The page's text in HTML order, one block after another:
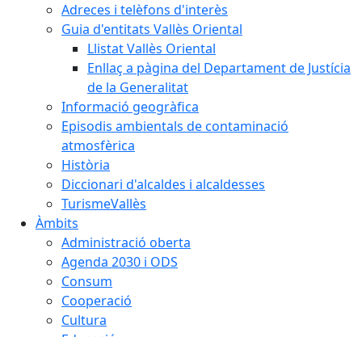
Adreces i telèfons d'interès
Guia d'entitats Vallès Oriental
Llistat Vallès Oriental
Enllaç a pàgina del Departament de Justícia
de la Generalitat
Informació geogràfica
Episodis ambientals de contaminació
atmosfèrica
Història
Diccionari d'alcaldes i alcaldesses
TurismeVallès
Àmbits
Administració oberta
Agenda 2030 i ODS
Consum
Cooperació
Cultura